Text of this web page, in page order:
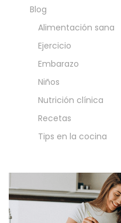
Blog
Alimentación sana
Ejercicio
Embarazo
Niños
Nutrición clínica
Recetas
Tips en la cocina